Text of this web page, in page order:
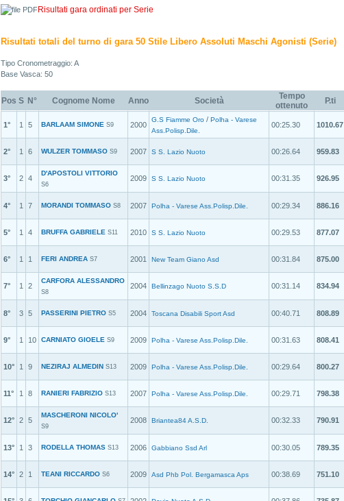
Risultati gara ordinati per Serie
Risultati totali del turno di gara 50 Stile Libero Assoluti Maschi Agonisti (Serie)
Tipo Cronometraggio: A
Base Vasca: 50
Pos S N° Cognome Nome Anno Società
Tempo
ottenuto
P.ti
1° 1 5 BARLAAM SIMONE S9 2000
G.S Fiamme Oro / Polha - Varese
Ass.Polisp.Dile.
00:25.30 1010.67
2° 1 6 WULZER TOMMASO S9 2007 S S. Lazio Nuoto 00:26.64 959.83
3° 2 4
D'APOSTOLI VITTORIO
S6
2009 S S. Lazio Nuoto 00:31.35 926.95
4° 1 7 MORANDI TOMMASO S8 2007 Polha - Varese Ass.Polisp.Dile. 00:29.34 886.16
5° 1 4 BRUFFA GABRIELE S11 2010 S S. Lazio Nuoto 00:29.53 877.07
6° 1 1 FERI ANDREA S7 2001 New Team Giano Asd 00:31.84 875.00
7° 1 2
CARFORA ALESSANDRO
S8
2004 Bellinzago Nuoto S.S.D 00:31.14 834.94
8° 3 5 PASSERINI PIETRO S5 2004 Toscana Disabili Sport Asd 00:40.71 808.89
9° 1 10 CARNIATO GIOELE S9 2009 Polha - Varese Ass.Polisp.Dile. 00:31.63 808.41
10° 1 9 NEZIRAJ ALMEDIN S13 2009 Polha - Varese Ass.Polisp.Dile. 00:29.64 800.27
11° 1 8 RANIERI FABRIZIO S13 2007 Polha - Varese Ass.Polisp.Dile. 00:29.71 798.38
12° 2 5
MASCHERONI NICOLO'
S9
2008 Briantea84 A.S.D. 00:32.33 790.91
13° 1 3 RODELLA THOMAS S13 2006 Gabbiano Ssd Arl 00:30.05 789.35
14° 2 1 TEANI RICCARDO S6 2009 Asd Phb Pol. Bergamasca Aps 00:38.69 751.10